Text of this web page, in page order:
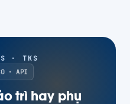
· TKS
· API
trì hay phụ